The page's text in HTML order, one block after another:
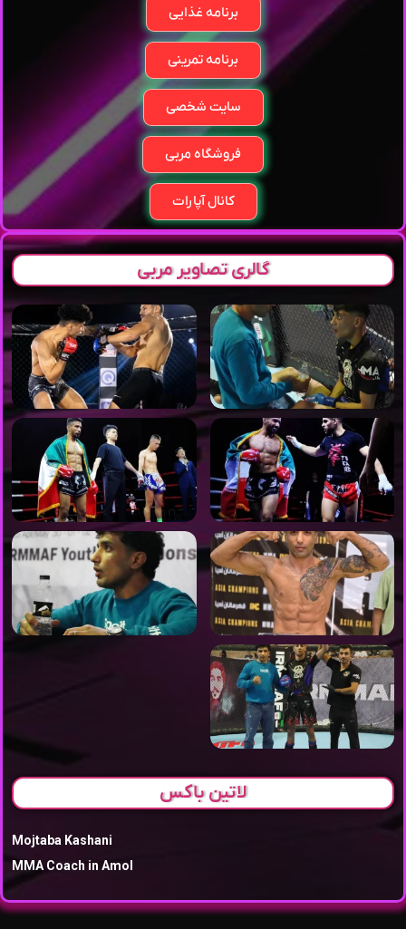
برنامه غذایی
برنامه تمرینی
سایت شخصی
فروشگاه مربی
کانال آپارات
گالری تصاویر مربی
لاتین باکس
Mojtaba Kashani
MMA Coach in Amol